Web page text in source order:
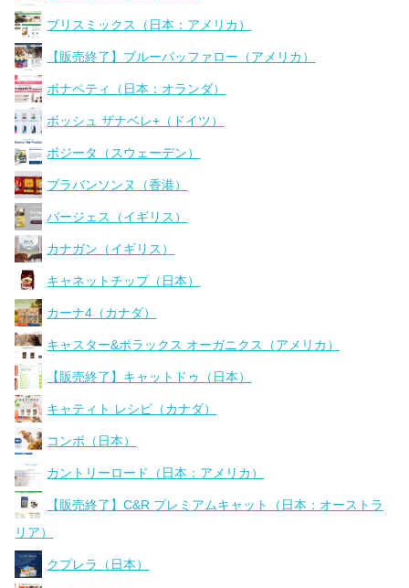
ブリスミックス（日本：アメリカ）
【販売終了】ブルーバッファロー（アメリカ）
ボナペティ（日本：オランダ）
ボッシュ ザナベレ+（ドイツ）
ボジータ（スウェーデン）
ブラバンソンヌ（香港）
バージェス（イギリス）
カナガン（イギリス）
キャネットチップ（日本）
カーナ4（カナダ）
キャスター&ポラックス オーガニクス（アメリカ）
【販売終了】キャットドゥ（日本）
キャティト レシピ（カナダ）
コンボ（日本）
カントリーロード（日本：アメリカ）
【販売終了】C&R プレミアムキャット（日本：オーストラ
リア）
クプレラ（日本）